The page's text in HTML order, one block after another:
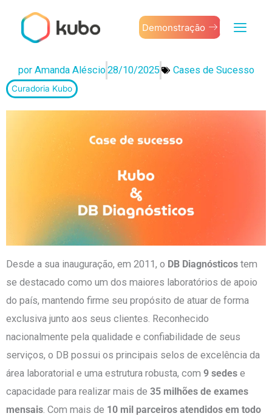
Demonstração
por Amanda Aléscio28/10/2025 Cases de Sucesso
Curadoria Kubo
Desde a sua inauguração, em 2011, o DB Diagnósticos tem
se destacado como um dos maiores laboratórios de apoio
do país, mantendo firme seu propósito de atuar de forma
exclusiva junto aos seus clientes. Reconhecido
nacionalmente pela qualidade e confiabilidade de seus
serviços, o DB possui os principais selos de excelência da
área laboratorial e uma estrutura robusta, com 9 sedes e
capacidade para realizar mais de 35 milhões de exames
mensais. Com mais de 10 mil parceiros atendidos em todo